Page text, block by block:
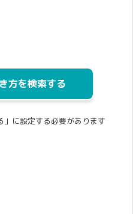
方を検索する
」に設定する必要があります